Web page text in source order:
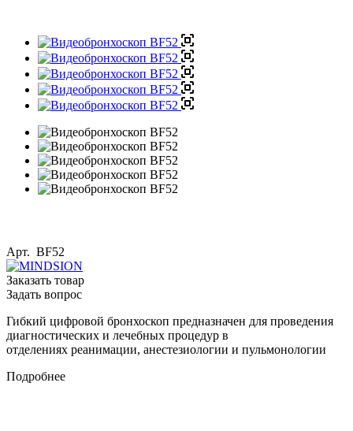
Арт. BF52
Заказать товар
Задать вопрос
Гибкий цифровой бронхоскоп предназначен для проведения
диагностических и лечебных процедур в
отделениях реанимации, анестезиологии и пульмонологии
Подробнее